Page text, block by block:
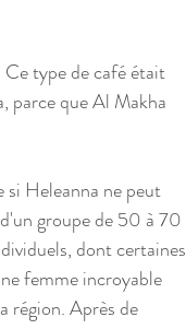
type de café était
parce que Al Makha
si Heleanna ne peut
groupe de 50 à 70
dont certaines
femme incroyable
région. Après de